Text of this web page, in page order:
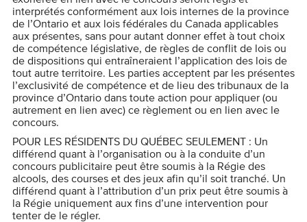
interprétés conformément aux lois internes de la province
de l’Ontario et aux lois fédérales du Canada applicables
aux présentes, sans pour autant donner effet à tout choix
de compétence législative, de règles de conflit de lois ou
de dispositions qui entraîneraient l’application des lois de
tout autre territoire. Les parties acceptent par les présentes
l’exclusivité de compétence et de lieu des tribunaux de la
province d’Ontario dans toute action pour appliquer (ou
autrement en lien avec) ce règlement ou en lien avec le
concours.
POUR LES RÉSIDENTS DU QUÉBEC SEULEMENT : Un
différend quant à l’organisation ou à la conduite d’un
concours publicitaire peut être soumis à la Régie des
alcools, des courses et des jeux afin qu’il soit tranché. Un
différend quant à l’attribution d’un prix peut être soumis à
la Régie uniquement aux fins d’une intervention pour
tenter de le régler.